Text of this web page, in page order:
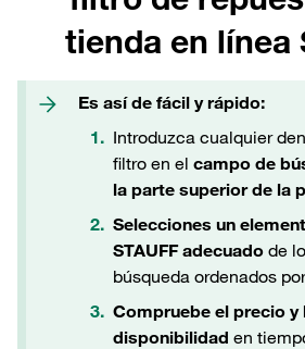
tienda en línea
Es así de fácil y rápido:
Introduzca cualquier
filtro en el campo de
la parte superior de la
Selecciones un
STAUFF adecuado de
búsqueda ordenados
Compruebe el precio y
disponibilidad en